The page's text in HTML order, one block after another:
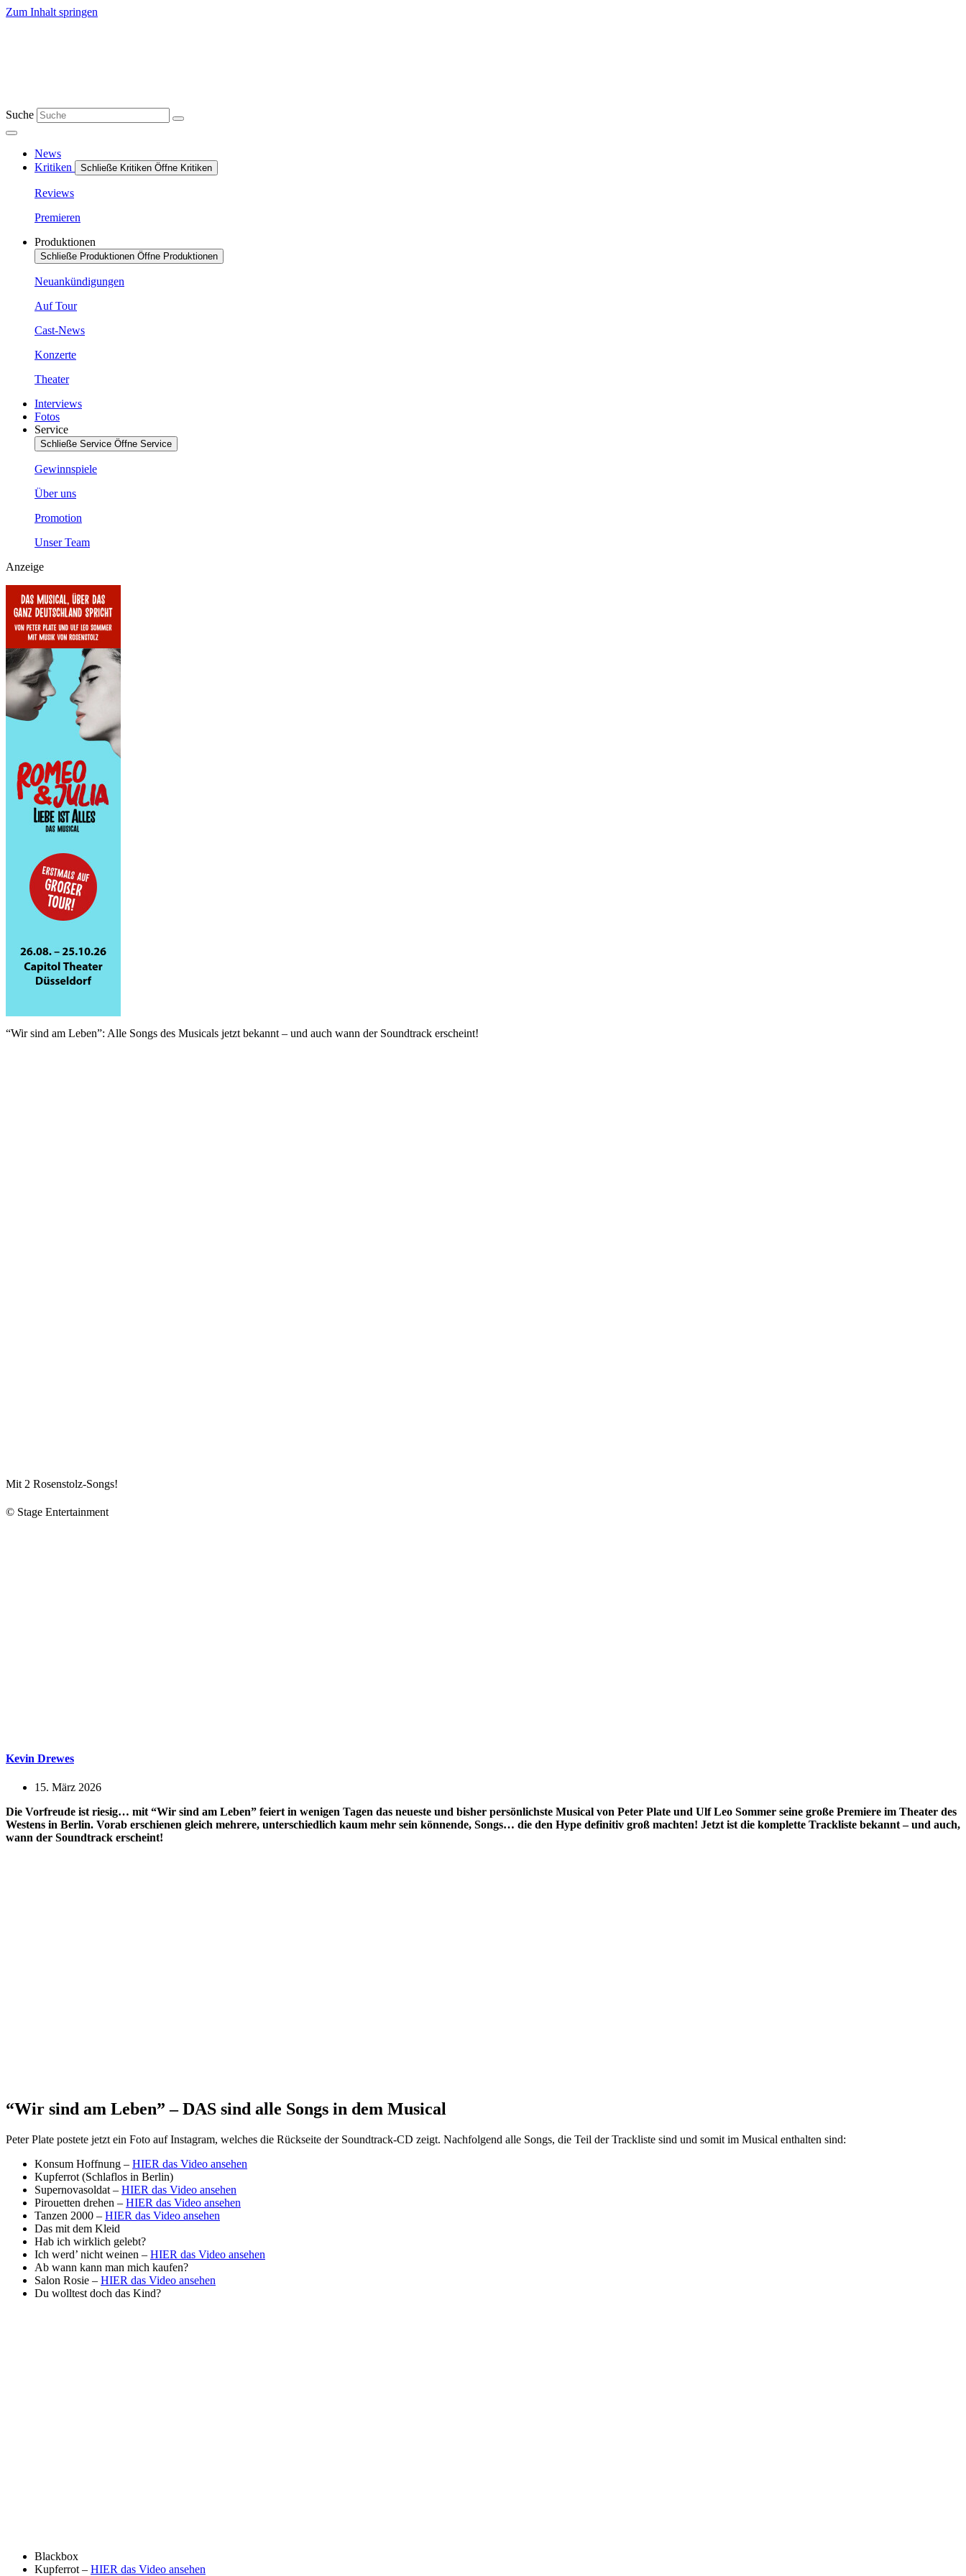
Zum Inhalt springen
Suche
News
Kritiken
Schließe Kritiken Öffne Kritiken
Reviews
Premieren
Produktionen
Schließe Produktionen Öffne Produktionen
Neuankündigungen
Auf Tour
Cast-News
Konzerte
Theater
Interviews
Fotos
Service
Schließe Service Öffne Service
Gewinnspiele
Über uns
Promotion
Unser Team
Anzeige
“Wir sind am Leben”: Alle Songs des Musicals jetzt bekannt – und auch wann der Soundtrack erscheint!
Mit 2 Rosenstolz-Songs!
© Stage Entertainment
Kevin Drewes
15. März 2026
Die Vorfreude ist riesig… mit “Wir sind am Leben” feiert in wenigen Tagen das neueste und bisher persönlichste Musical von Peter Plate und Ulf Leo Sommer seine große Premiere im Theater des
Westens in Berlin. Vorab erschienen gleich mehrere, unterschiedlich kaum mehr sein könnende, Songs… die den Hype definitiv groß machten! Jetzt ist die komplette Trackliste bekannt – und auch,
wann der Soundtrack erscheint!
“Wir sind am Leben” – DAS sind alle Songs in dem Musical
Peter Plate postete jetzt ein Foto auf Instagram, welches die Rückseite der Soundtrack-CD zeigt. Nachfolgend alle Songs, die Teil der Trackliste sind und somit im Musical enthalten sind:
Konsum Hoffnung – HIER das Video ansehen
Kupferrot (Schlaflos in Berlin)
Supernovasoldat – HIER das Video ansehen
Pirouetten drehen – HIER das Video ansehen
Tanzen 2000 – HIER das Video ansehen
Das mit dem Kleid
Hab ich wirklich gelebt?
Ich werd’ nicht weinen – HIER das Video ansehen
Ab wann kann man mich kaufen?
Salon Rosie – HIER das Video ansehen
Du wolltest doch das Kind?
Blackbox
Kupferrot – HIER das Video ansehen